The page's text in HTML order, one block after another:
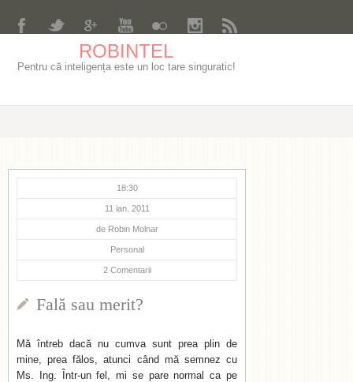
ROBINTEL
Pentru că inteligența este un loc tare singuratic!
18:30
11 ian. 2011
de Robin Molnar
Personal
2 Comentarii
Fală sau merit?
Mă întreb dacă nu cumva sunt prea plin de
mine, prea fălos, atunci când mă semnez cu
Ms. Ing. Într-un fel, mi se pare normal ca pe